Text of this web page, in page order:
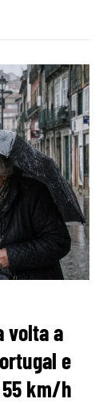
volta a
e
km/h